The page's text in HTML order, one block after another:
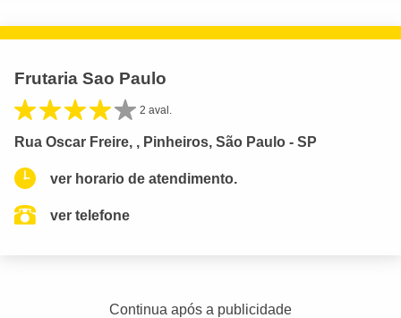
Frutaria Sao Paulo
2 aval.
Rua Oscar Freire, , Pinheiros, São Paulo - SP
ver horario de atendimento.
ver telefone
Continua após a publicidade